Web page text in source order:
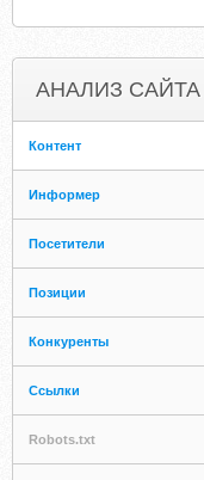
АНАЛИЗ САЙТА
Контент
Информер
Посетители
Позиции
Конкуренты
Ссылки
Robots.txt